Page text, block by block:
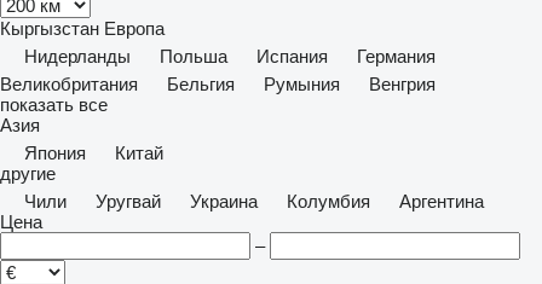
Кыргызстан Европа
Нидерланды
Польша Испания
Германия
Великобритания
Бельгия Румыния
Венгрия
показать все
Азия
Япония
Китай
другие
Чили
Уругвай Украина Колумбия
Аргентина
Цена
–